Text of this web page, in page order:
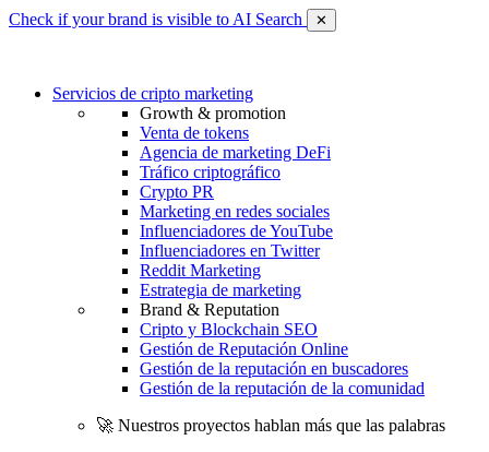
Check if your brand is visible to AI Search ✕
Servicios de cripto marketing
Growth & promotion
Venta de tokens
Agencia de marketing DeFi
Tráfico criptográfico
Crypto PR
Marketing en redes sociales
Influenciadores de YouTube
Influenciadores en Twitter
Reddit Marketing
Estrategia de marketing
Brand & Reputation
Cripto y Blockchain SEO
Gestión de Reputación Online
Gestión de la reputación en buscadores
Gestión de la reputación de la comunidad
🚀 Nuestros proyectos hablan más que las palabras